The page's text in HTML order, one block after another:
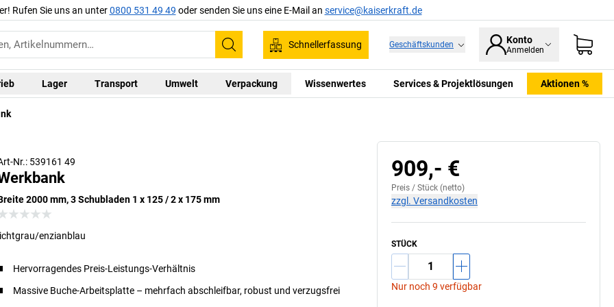
Rufen Sie uns an unter0800 531 49 49 oder senden Sie uns eine E-Mail an service@kaiserkraft.de
Suchen
Schnellerfassung Geschäftskunden Konto
Anmelden
Lager Transport Umwelt Verpackung Wissenwertes Services & Projektlösungen Aktionen %
Nr.: 539161 49
2000 mm, 3 Schubladen 1 x 125 / 2 x 175 mm
enzianblau
Hervorragendes Preis-Leistungs-Verhältnis
Massive Buche-Arbeitsplatte – mehrfach abschleifbar, robust und verzugsfrei
Produkte, ein System – kombinieren Sie Materialschränke,
909,- €
Preis / Stück (netto)
zzgl. Versandkosten
STÜCK
Nur noch 9 verfügbar